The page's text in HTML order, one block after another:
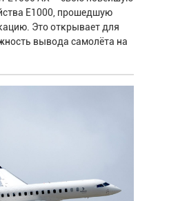
E1000, прошедшую
Это открывает для
вывода самолёта на